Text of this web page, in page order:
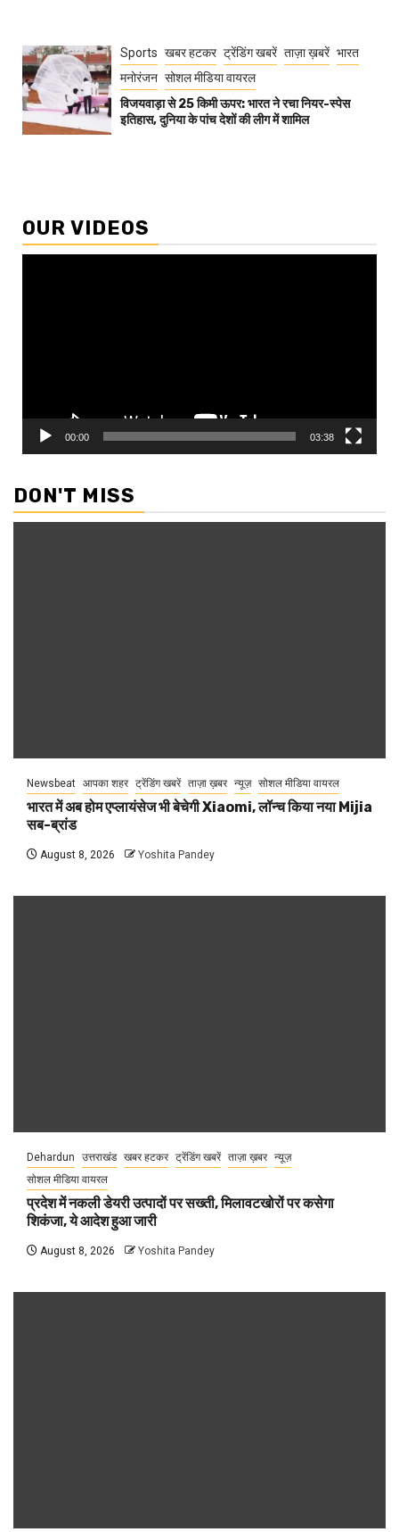
Sports खबर हटकर ट्रेंडिंग खबरें ताज़ा ख़बरें भारत
मनोरंजन सोशल मीडिया वायरल
विजयवाड़ा से 25 किमी ऊपर: भारत ने रचा नियर-स्पेस
इतिहास, दुनिया के पांच देशों की लीग में शामिल
OUR VIDEOS
00:00 03:38
DON'T MISS
Newsbeat आपका शहर ट्रेंडिंग खबरें ताज़ा ख़बर न्यूज़ सोशल मीडिया वायरल
भारत में अब होम एप्लायंसेज भी बेचेगी Xiaomi, लॉन्च किया नया Mijia
सब-ब्रांड
August 8, 2026 Yoshita Pandey
Dehardun उत्तराखंड खबर हटकर ट्रेंडिंग खबरें ताज़ा ख़बर न्यूज़
सोशल मीडिया वायरल
प्रदेश में नकली डेयरी उत्पादों पर सख्ती, मिलावटखोरों पर कसेगा
शिकंजा, ये आदेश हुआ जारी
August 8, 2026 Yoshita Pandey